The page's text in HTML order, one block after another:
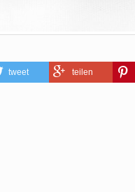
tweet teilen